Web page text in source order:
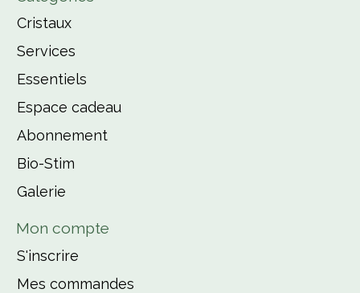
Cristaux
Services
Essentiels
Espace cadeau
Abonnement
Bio-Stim
Galerie
Mon compte
S'inscrire
Mes commandes